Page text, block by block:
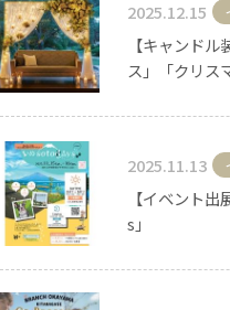
キャンドルホルダー
キャンドルプレート
2025.12.15
【キャンド
ス」「クリス
2025.11.13
【イベント
s」